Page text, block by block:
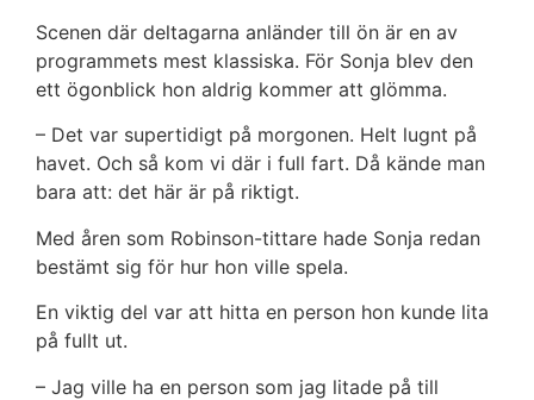
Scenen där deltagarna anländer till ön är en av
programmets mest klassiska. För Sonja blev den
ett ögonblick hon aldrig kommer att glömma.
– Det var supertidigt på morgonen. Helt lugnt på
havet. Och så kom vi där i full fart. Då kände man
bara att: det här är på riktigt.
Med åren som Robinson-tittare hade Sonja redan
bestämt sig för hur hon ville spela.
En viktig del var att hitta en person hon kunde lita
på fullt ut.
– Jag ville ha en person som jag litade på till